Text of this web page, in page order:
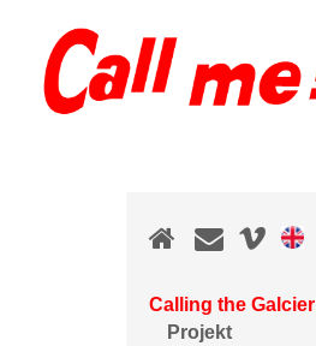
Calling the Galcier
Projekt